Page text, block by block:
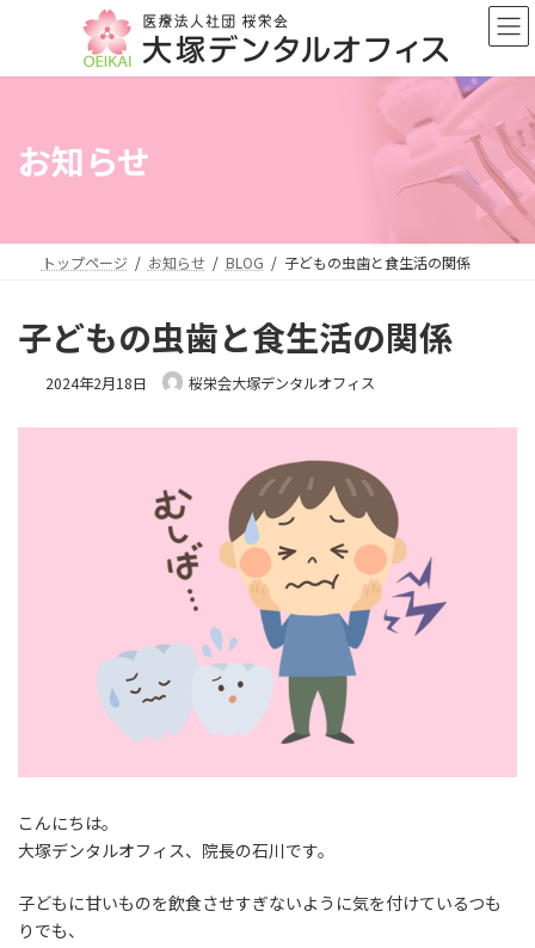
ン
ー
お知らせ
トップページ お知らせ BLOG 子どもの虫歯と食生活の関係
子どもの虫歯と食生活の関係
2024年2月18日 桜栄会大塚デンタルオフィス
こんにちは。
大塚デンタルオフィス、院長の石川です。
子どもに甘いものを飲食させすぎないように気を付けているつも
りでも、